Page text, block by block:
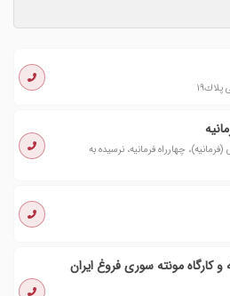
لواسانی (فرمانیه)، چهارراه فرمانیه، نرسیده به
کارگاه مونته سوری فروغ ایران